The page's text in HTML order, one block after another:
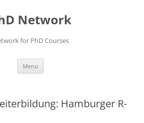
Network
for PhD Courses
Menu
Hamburger R-